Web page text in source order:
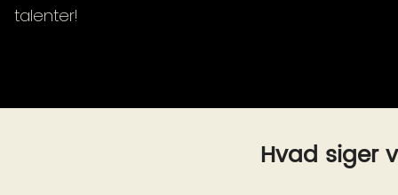
talenter!
Hvad siger